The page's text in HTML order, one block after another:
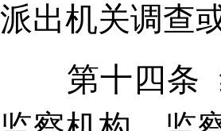
派出机关调查
第十四条 经